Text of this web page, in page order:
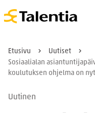
Etusivu
Uutiset
Sosiaalialan
koulutuksen ohjelma on
Uutinen